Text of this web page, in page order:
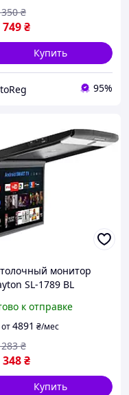
749₴
₴
Купить
95%
монитор
SL-1789 BL
к отправке
от4891 ₴/мес
348₴
₴
Купить